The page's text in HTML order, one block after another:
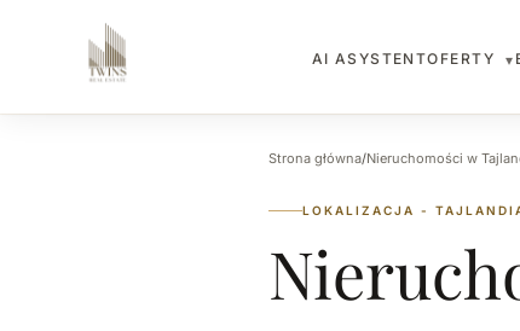
AI ASYSTENTOFERTY ▾
Strona główna/Nieruchomości w
LOKALIZACJA -